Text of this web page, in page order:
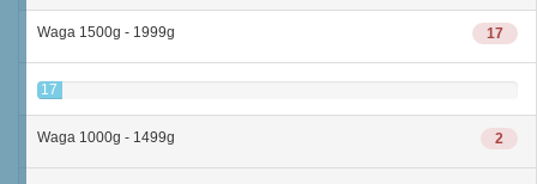
17
Waga 1500g - 1999g
17
2
Waga 1000g - 1499g